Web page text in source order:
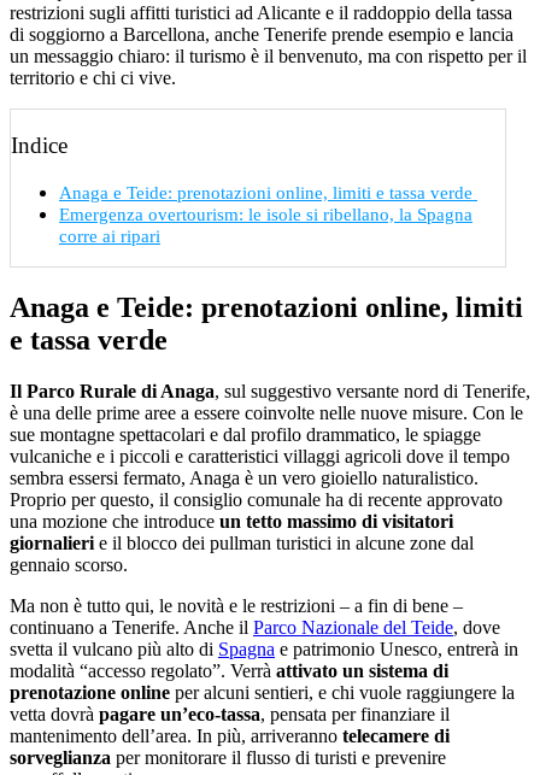
restrizioni sugli affitti turistici ad Alicante e il raddoppio della tassa
di soggiorno a Barcellona, anche Tenerife prende esempio e lancia
un messaggio chiaro: il turismo è il benvenuto, ma con rispetto per il
territorio e chi ci vive.
Indice
Anaga e Teide: prenotazioni online, limiti e tassa verde
Emergenza overtourism: le isole si ribellano, la Spagna
corre ai ripari
Anaga e Teide: prenotazioni online, limiti
e tassa verde
Il Parco Rurale di Anaga, sul suggestivo versante nord di Tenerife,
è una delle prime aree a essere coinvolte nelle nuove misure. Con le
sue montagne spettacolari e dal profilo drammatico, le spiagge
vulcaniche e i piccoli e caratteristici villaggi agricoli dove il tempo
sembra essersi fermato, Anaga è un vero gioiello naturalistico.
Proprio per questo, il consiglio comunale ha di recente approvato
una mozione che introduce un tetto massimo di visitatori
giornalieri e il blocco dei pullman turistici in alcune zone dal
gennaio scorso.
Ma non è tutto qui, le novità e le restrizioni – a fin di bene –
continuano a Tenerife. Anche il Parco Nazionale del Teide, dove
svetta il vulcano più alto di Spagna e patrimonio Unesco, entrerà in
modalità “accesso regolato”. Verrà attivato un sistema di
prenotazione online per alcuni sentieri, e chi vuole raggiungere la
vetta dovrà pagare un’eco-tassa, pensata per finanziare il
mantenimento dell’area. In più, arriveranno telecamere di
sorveglianza per monitorare il flusso di turisti e prevenire